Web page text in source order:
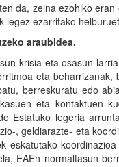
da, zeina ezohiko
legez ezarritako
araubidea.
krisia eta osasun-
eta
berreskuratu edo
eta kontaktuen
Estatuko legeria
, geldiarazte- eta
eskatutako
EAEn normaltasun